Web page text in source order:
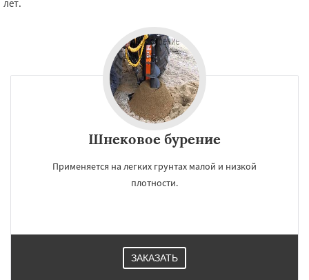
лет.
Шнековое бурение
Применяется на легких грунтах малой и низкой
плотности.
ЗАКАЗАТЬ